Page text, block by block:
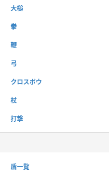
大槌
拳
鞭
弓
クロスボウ
杖
打撃
盾一覧